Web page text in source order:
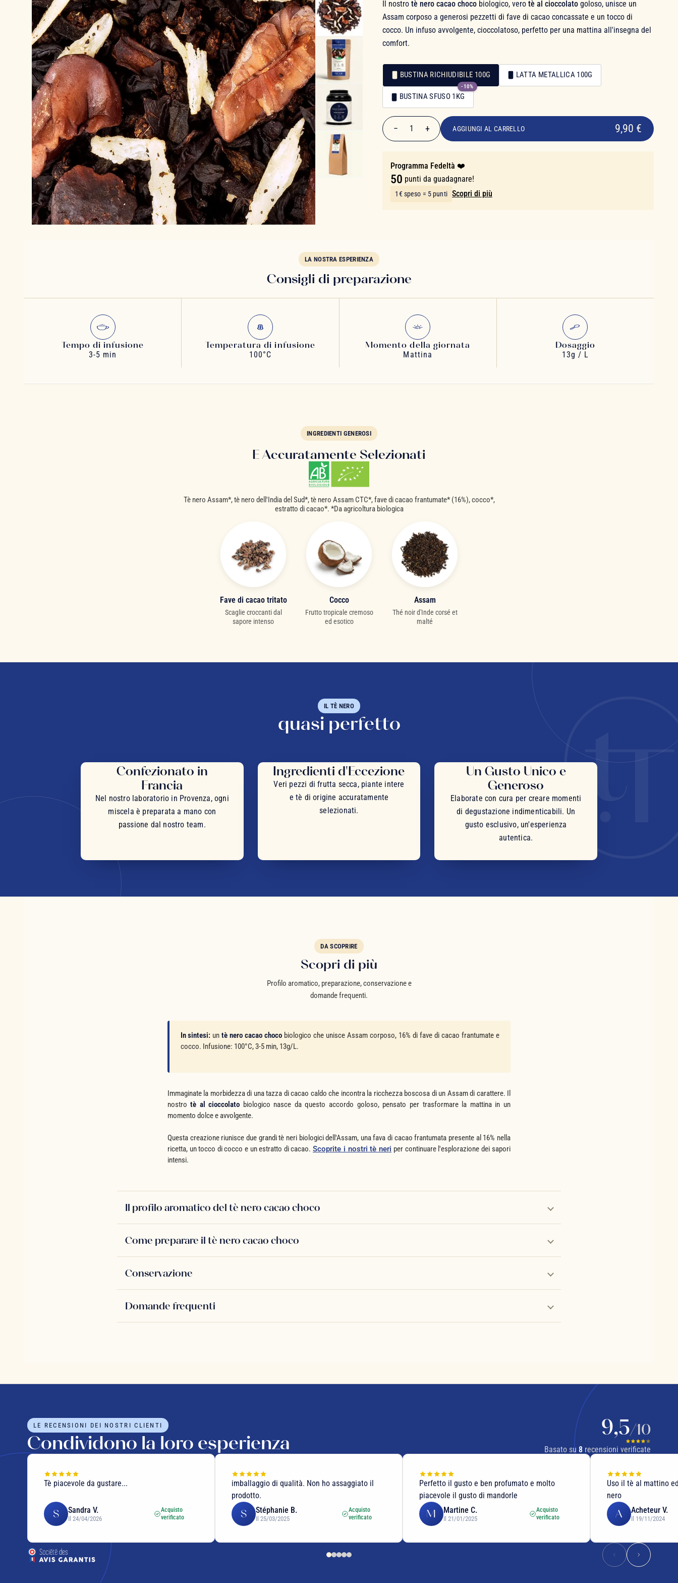
Il nostrotè nero cacao choco biologico, verotè al cioccolato goloso, unisce un
Assam corposo a generosi pezzetti di fave di cacao concassate e un tocco di
cocco. Un infuso avvolgente, cioccolatoso, perfetto per una mattina all'insegna del
comfort.
Confezionamento
Confezionamento
BUSTINA RICHIUDIBILE 100G LATTA METALLICA 100G
BUSTINA SFUSO 1KG
-10%
9,90 €
− 1 +
Quantità
AGGIUNGI AL CARRELLO 9,90 €
Programma Fedeltà ❤️
50 punti da guadagnare!
1€ speso = 5 punti Scopri di più
LA NOSTRA ESPERIENZA
Consigli di preparazione
Tempo di infusione
3-5 min
Temperatura di infusione
100°C
Momento della giornata
Mattina
Dosaggio
13g / L
INGREDIENTI GENEROSI
E Accuratamente Selezionati
Fave di cacao tritato
Scaglie croccanti dal
sapore intenso
Cocco
Frutto tropicale cremoso
ed esotico
Assam
Thé noir d'Inde corsé et
malté
Tè nero Assam*, tè nero dell'India del Sud*, tè nero Assam CTC*, fave di cacao frantumate* (16%), cocco*,
estratto di cacao*. *Da agricoltura biologica
IL TÈ NERO
quasi perfetto
Confezionato in
Francia
Nel nostro laboratorio in Provenza, ogni
miscela è preparata a mano con
passione dal nostro team.
Ingredienti d'Eccezione
Veri pezzi di frutta secca, piante intere
e tè di origine accuratamente
selezionati.
Un Gusto Unico e
Generoso
Elaborate con cura per creare momenti
di degustazione indimenticabili. Un
gusto esclusivo, un'esperienza
autentica.
DA SCOPRIRE
Scopri di più
Profilo aromatico, preparazione, conservazione e
domande frequenti.
In sintesi: un tè nero cacao choco biologico che unisce Assam corposo, 16% di fave di cacao frantumate e
cocco. Infusione: 100°C, 3-5 min, 13g/L.
Immaginate la morbidezza di una tazza di cacao caldo che incontra la ricchezza boscosa di un Assam di carattere. Il
nostro tè al cioccolato biologico nasce da questo accordo goloso, pensato per trasformare la mattina in un
momento dolce e avvolgente.
Questa creazione riunisce due grandi tè neri biologici dell'Assam, una fava di cacao frantumata presente al 16% nella
ricetta, un tocco di cocco e un estratto di cacao. Scoprite i nostri tè neri per continuare l'esplorazione dei sapori
intensi.
Il profilo aromatico del tè nero cacao choco
Come preparare il tè nero cacao choco
Conservazione
Domande frequenti
LE RECENSIONI DEI NOSTRI CLIENTI
Condividono la loro esperienza
9,5/10
Basato su8 recensioni verificate
imballaggio di qualità. Non ho assaggiato il
S Stéphanie B.
Il 25/03/2025
Acquisto
verificato
Perfetto il gusto e ben profumato e molto
piacevole il gusto di mandorle
M Martine C.
Il 21/01/2025
Acquisto
verificato
Uso il tè al mattino ed è molto gradevole, tè
nero
A Acheteur V.
Il 19/11/2024
Acquisto
verificato
-
A Acheteur V.
Il 22/02/2023